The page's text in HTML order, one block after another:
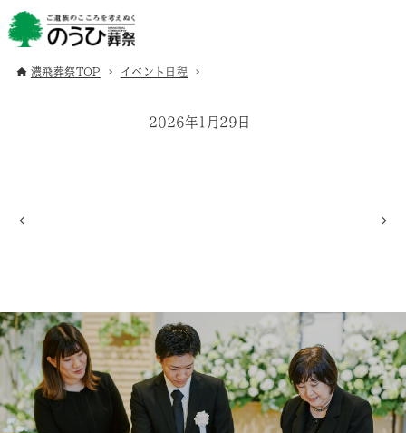
濃飛葬祭TOP イベント日程
2026年1月29日